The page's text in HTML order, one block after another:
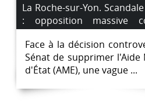
La Roche-sur-Yon.
: opposition massive
suppression de l’Aide
Face à la décision
Sénat de supprimer l'Aide
d'État (AME), une vague ...